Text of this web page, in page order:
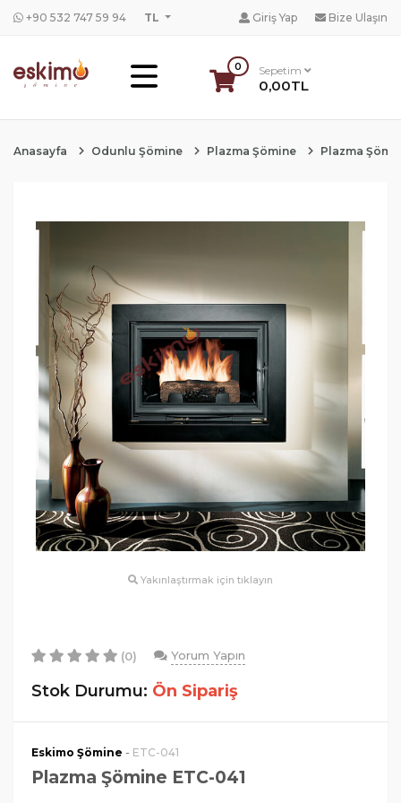
+90 532 747 59 94 TL Giriş Yap Bize Ulaşın
0 Sepetim
0,00TL
Anasayfa Odunlu Şömine Plazma Şömine Plazma
Yakınlaştırmak için tıklayın
(0) Yorum Yapın
Stok Durumu: Ön Sipariş
Eskimo Şömine - ETC-041
Plazma Şömine ETC-041